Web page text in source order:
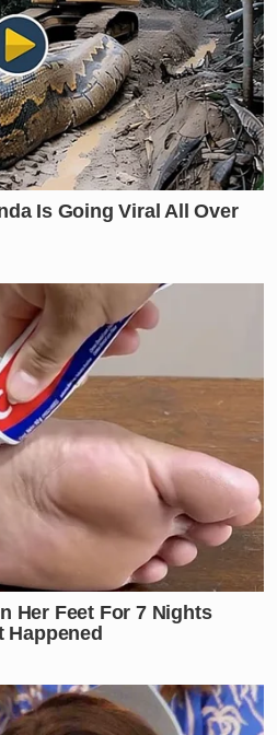
extracampo à nona estrela do